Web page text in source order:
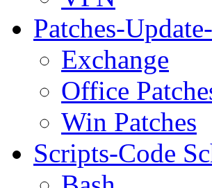
Patches-
Exchange
Office
Win Patches
Scripts-Code